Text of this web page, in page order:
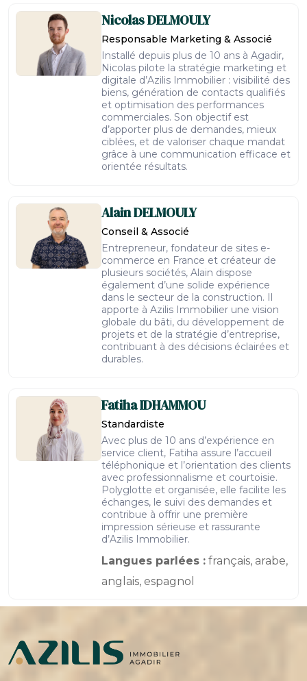
NicolasDELMOULY
Responsable Marketing & Associé
Installé depuis plus de 10 ans à Agadir,
Nicolas pilote la stratégie marketing et
digitale d’Azilis Immobilier : visibilité des
biens, génération de contacts qualifiés
et optimisation des performances
commerciales. Son objectif est
d’apporter plus de demandes, mieux
ciblées, et de valoriser chaque mandat
grâce à une communication efficace et
orientée résultats.
AlainDELMOULY
Conseil & Associé
Entrepreneur, fondateur de sites e-
commerce en France et créateur de
plusieurs sociétés, Alain dispose
également d’une solide expérience
dans le secteur de la construction. Il
apporte à Azilis Immobilier une vision
globale du bâti, du développement de
projets et de la stratégie d’entreprise,
contribuant à des décisions éclairées et
durables.
FatihaIDHAMMOU
Standardiste
Avec plus de 10 ans d’expérience en
service client, Fatiha assure l’accueil
téléphonique et l’orientation des clients
avec professionnalisme et courtoisie.
Polyglotte et organisée, elle facilite les
échanges, le suivi des demandes et
contribue à offrir une première
impression sérieuse et rassurante
d’Azilis Immobilier.
Langues parlées : français, arabe,
anglais, espagnol